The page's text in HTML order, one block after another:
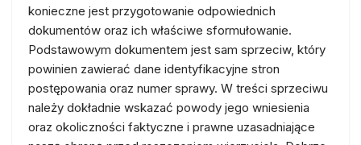
konieczne jest przygotowanie odpowiednich
dokumentów oraz ich właściwe sformułowanie.
Podstawowym dokumentem jest sam sprzeciw, który
powinien zawierać dane identyfikacyjne stron
postępowania oraz numer sprawy. W treści sprzeciwu
należy dokładnie wskazać powody jego wniesienia
oraz okoliczności faktyczne i prawne uzasadniające